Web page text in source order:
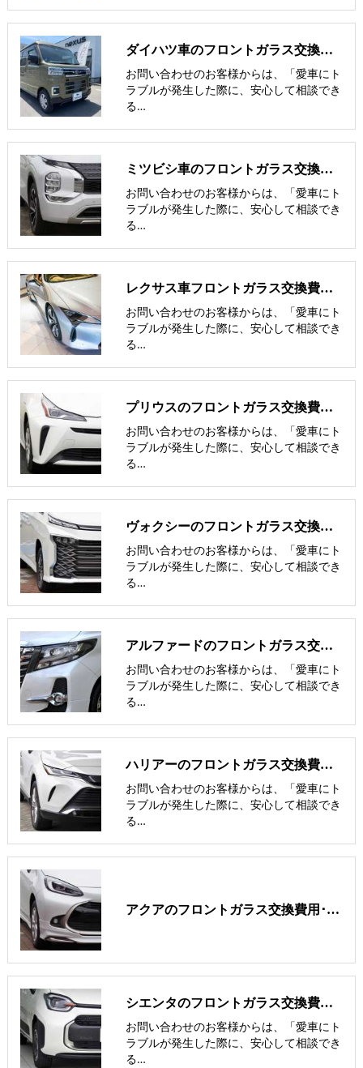
ダイハツ車のフロントガラス交換費用 他社との価格比較
お問い合わせのお客様からは、「愛車にト
ラブルが発生した際に、安心して相談でき
る…
ミツビシ車のフロントガラス交換費用 他社との価格比較
お問い合わせのお客様からは、「愛車にト
ラブルが発生した際に、安心して相談でき
る…
レクサス車フロントガラス交換費用 他社との価格比較
お問い合わせのお客様からは、「愛車にト
ラブルが発生した際に、安心して相談でき
る…
プリウスのフロントガラス交換費用･飛び石修理費用･低価格ガラス紹介
お問い合わせのお客様からは、「愛車にト
ラブルが発生した際に、安心して相談でき
る…
ヴォクシーのフロントガラス交換費用･飛び石修理費用･低価格ガラス
お問い合わせのお客様からは、「愛車にト
ラブルが発生した際に、安心して相談でき
る…
アルファードのフロントガラス交換費用･飛び石修理費用･低価格ガラス
お問い合わせのお客様からは、「愛車にト
ラブルが発生した際に、安心して相談でき
る…
ハリアーのフロントガラス交換費用･飛び石修理費用･低価格ガラス紹介
お問い合わせのお客様からは、「愛車にト
ラブルが発生した際に、安心して相談でき
る…
アクアのフロントガラス交換費用･飛び石修理費用･低価格ガラスの紹介
シエンタのフロントガラス交換費用･飛び石修理費用･低価格ガラス紹介
お問い合わせのお客様からは、「愛車にト
ラブルが発生した際に、安心して相談でき
る…